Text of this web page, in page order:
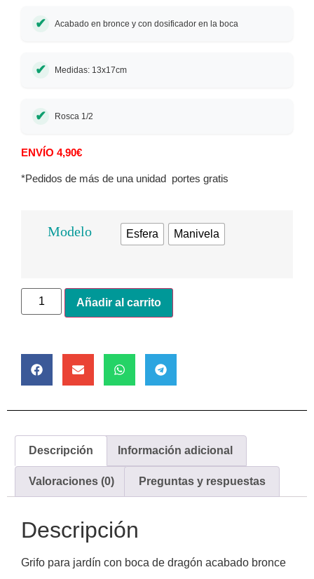
Acabado en bronce y con dosificador en la boca
Medidas: 13x17cm
Rosca 1/2
ENVÍO 4,90€
*Pedidos de más de una unidad portes gratis
Modelo Esfera Manivela
Añadir al carrito
Descripción Información adicional
Valoraciones (0) Preguntas y respuestas
Descripción
Grifo para jardín con boca de dragón acabado bronce